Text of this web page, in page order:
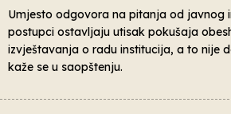
Umjesto odgovora na pitanja od javnog
postupci ostavljaju utisak pokušaja
izvještavanja o radu institucija, a to nije
kaže se u saopštenju.